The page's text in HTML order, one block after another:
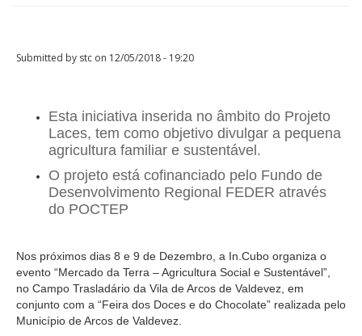
Submitted by stc on 12/05/2018 - 19:20
Esta iniciativa inserida no âmbito do Projeto
Laces, tem como objetivo divulgar a pequena
agricultura familiar e sustentável.
O projeto está cofinanciado pelo Fundo de
Desenvolvimento Regional FEDER através
do POCTEP
Nos próximos dias 8 e 9 de Dezembro, a In.Cubo organiza o
evento “Mercado da Terra – Agricultura Social e Sustentável”,
no Campo Trasladário da Vila de Arcos de Valdevez, em
conjunto com a “Feira dos Doces e do Chocolate” realizada pelo
Município de Arcos de Valdevez.